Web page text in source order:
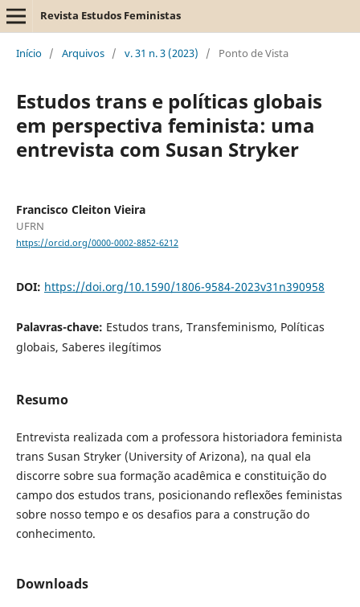
Revista Estudos Feministas
Início / Arquivos / v. 31 n. 3 (2023) / Ponto de Vista
Estudos trans e políticas globais
em perspectiva feminista: uma
entrevista com Susan Stryker
Francisco Cleiton Vieira
UFRN
https://orcid.org/0000-0002-8852-6212
DOI: https://doi.org/10.1590/1806-9584-2023v31n390958
Palavras-chave: Estudos trans, Transfeminismo, Políticas
globais, Saberes ilegítimos
Resumo
Entrevista realizada com a professora historiadora feminista
trans Susan Stryker (University of Arizona), na qual ela
discorre sobre sua formação acadêmica e constituição do
campo dos estudos trans, posicionando reflexões feministas
sobre nosso tempo e os desafios para a construção do
conhecimento.
Downloads